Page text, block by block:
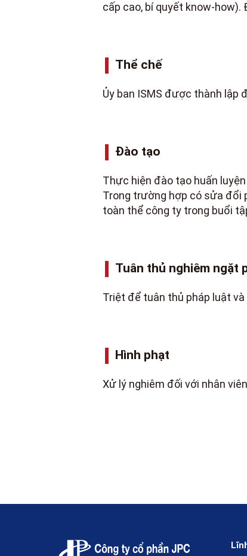
cấp cao, bí quyết know-
Thể chế
Ủy ban ISMS được thành lập
Đào tạo
Thực hiện đào tạo huấn
Trong trường hợp có sửa đổi
toàn thể công ty trong buổi
Tuân thủ nghiêm ngặt
Triệt để tuân thủ pháp luật
Hình phạt
Xử lý nghiêm đối với nhân